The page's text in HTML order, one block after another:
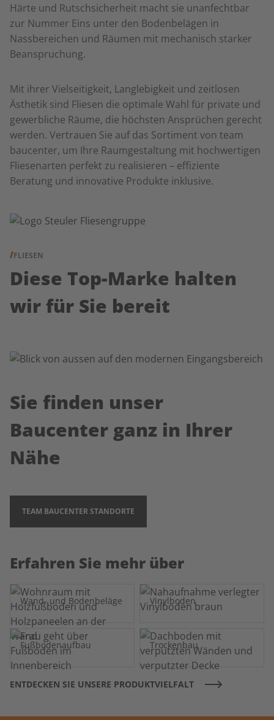
Härte und Rutschsicherheit macht sie unanfechtbar
zur Nummer Eins unter den Bodenbelägen in
Nassbereichen und Räumen mit mechanisch starker
Beanspruchung.
Mit ihrer Vielseitigkeit, Langlebigkeit und zeitlosen
Ästhetik sind Fliesen die optimale Wahl für private und
gewerbliche Räume, die höchsten Ansprüchen gerecht
werden. Vertrauen Sie auf das Sortiment von team
baucenter, um Ihre Raumgestaltung mit hochwertigen
Fliesenarten perfekt zu realisieren – effiziente
Beratung und innovative Produkte inklusive.
FLIESEN
Diese Top-Marke halten
wir für Sie bereit
Sie finden unser
Baucenter ganz in Ihrer
Nähe
TEAM BAUCENTER STANDORTE
Erfahren Sie mehr über
Wand- und Bodenbeläge Vinylboden
Fußbodenaufbau Trockenbau
ENTDECKEN SIE UNSERE PRODUKTVIELFALT